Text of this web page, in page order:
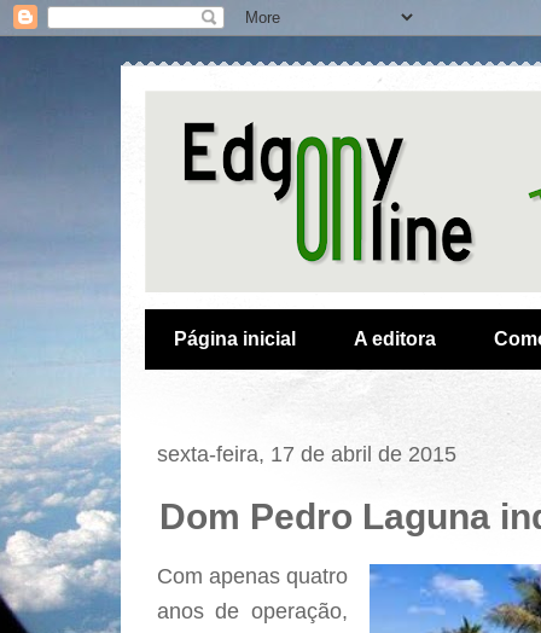
Página inicial A editora
sexta-feira, 17 de abril de 2015
Dom Pedro Laguna
Com apenas quatro
anos de operação,